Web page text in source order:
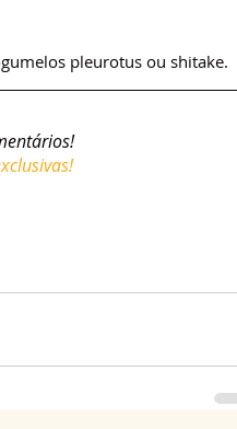
pleurotus ou shitake.